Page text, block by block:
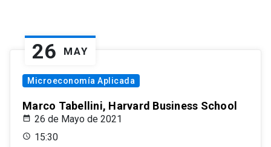
26 MAY
Microeconomía Aplicada
Marco Tabellini, Harvard Business School
26 de Mayo de 2021
15:30